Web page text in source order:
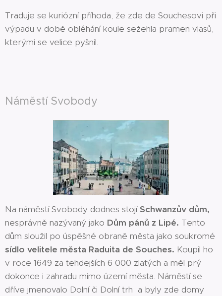
Traduje se kuriózní příhoda, že zde de Souchesovi při
výpadu v době obléhání koule sežehla pramen vlasů,
kterými se velice pyšnil.
Náměstí Svobody
Na náměstí Svobody dodnes stojí Schwanzův dům,
nesprávně nazývaný jako Dům pánů z Lipé. Tento
dům sloužil po úspěšné obraně města jako soukromé
sídlo velitele města Raduita de Souches. Koupil ho
v roce 1649 za tehdejších 6 000 zlatých a měl prý
dokonce i zahradu mimo území města. Náměstí se
dříve jmenovalo Dolní či Dolní trh a byly zde domy